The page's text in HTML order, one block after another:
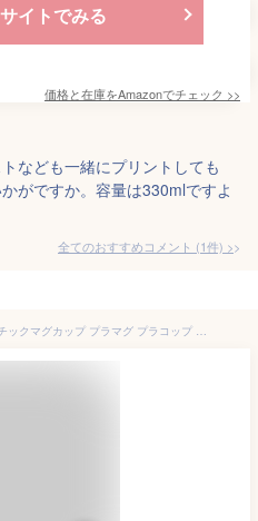
イトでみる
価格と在庫をAmazonでチェック >>
なども一緒にプリントしても
がですか。容量は330mlですよ
全てのおすすめコメント (1件) >
エジプシャンマウ 名入れプラスチックマグカップ プラマグ プラコップ プラカップ 割れにくい 割れない 電子レンジ 入園 入学 プレゼント 子供 キッズ うがい プラ 猫 ネコ ねこ キャット ペット